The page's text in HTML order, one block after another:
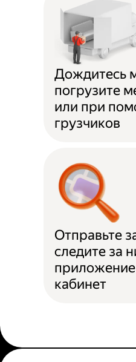
Дождитесь
погрузите
или при
грузчиков
Отправьте
следите за
кабинет